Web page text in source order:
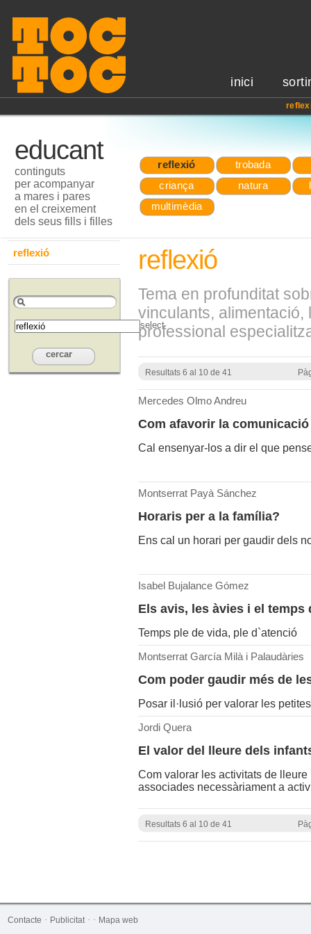
inici
reflexió
trobada
criança
natura
multimèdia
educant
continguts
per acompanyar
a mares i pares
en el creixement
dels seus fills i filles
reflexió
select
reflexió
Tema en profunditat
vinculants, alimentació,
professional
Resultats 6 al 10 de 41
Mercedes Olmo Andreu
Com afavorir la
Cal ensenyar-los a dir el que
Montserrat Payà Sánchez
Horaris per a la família?
Ens cal un horari per gaudir dels
Isabel Bujalance Gómez
Els avis, les àvies i el temps
Temps ple de vida, ple d`atenció
Montserrat García Milà i Palaudàries
Com poder gaudir més de
Posar il·lusió per valorar les
Jordi Quera
El valor del lleure dels
Com valorar les activitats de
associades necessàriament a
Resultats 6 al 10 de 41
Contacte · Publicitat · · Mapa web